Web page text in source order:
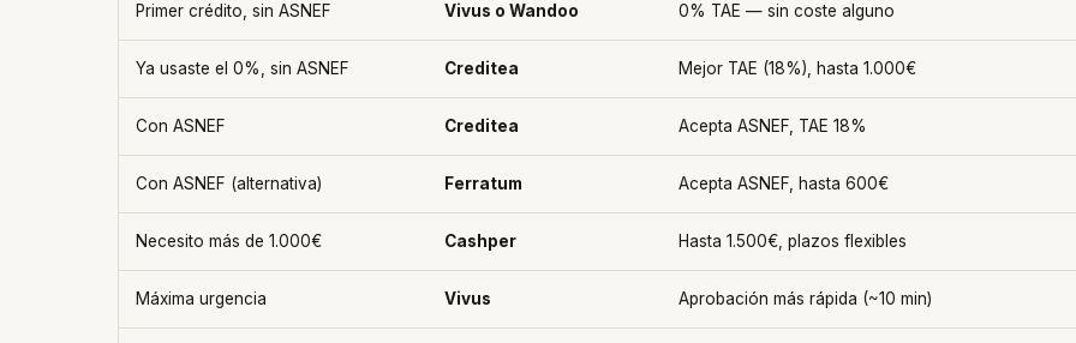
Primer crédito, sin ASNEF Vivus o Wandoo 0% TAE — sin coste alguno
Ya usaste el 0%, sin ASNEF Creditea Mejor TAE (18%), hasta 1.000€
Con ASNEF Creditea Acepta ASNEF, TAE 18%
Con ASNEF (alternativa) Ferratum Acepta ASNEF, hasta 600€
Necesito más de 1.000€ Cashper Hasta 1.500€, plazos flexibles
Máxima urgencia Vivus Aprobación más rápida (~10 min)